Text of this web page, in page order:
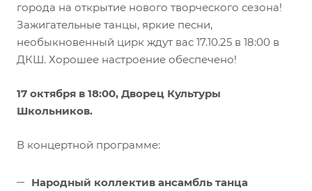
города на открытие нового творческого сезона!
Зажигательные танцы, яркие песни,
необыкновенный цирк ждут вас 17.10.25 в 18:00 в
ДКШ. Хорошее настроение обеспечено!
17 октября в 18:00, Дворец Культуры
Школьников.
В концертной программе:
Народный коллектив ансамбль танца